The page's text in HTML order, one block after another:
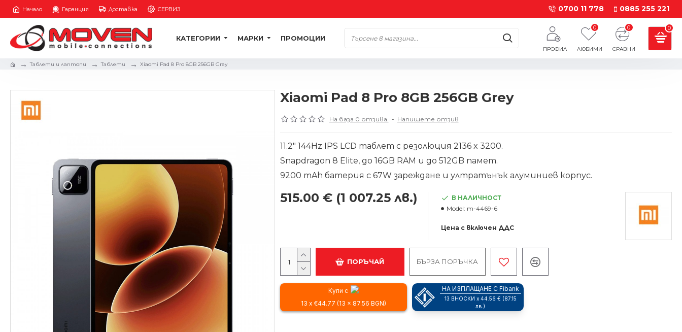
Начало Гаранция Доставка СЕРВИЗ 0700 11 778 0885 255 221
КАТЕГОРИИ МАРКИ ПРОМОЦИИ
ПРОФИЛ ЛЮБИМИ
0
СРАВНИ
0 0
Таблети и лаптопи Таблети Xiaomi Pad 8 Pro 8GB 256GB Grey
Xiaomi Pad 8 Pro 8GB 256GB Grey
На база 0 отзива. - Напишете отзив
515.00 € (1 007.25 лв.)
В НАЛИЧНОСТ
Model: m-4469-6
Цена с включен ДДС
ПОРЪЧАЙ БЪРЗА ПОРЪЧКА
Купи с
13 x €44.77 (13 x 87.56 BGN)
НА ИЗПЛАЩАНЕ С Fibank
13 ВНОСКИ x 44.56 € (87.15
лв.)
11.2" 144Hz IPS LCD таблет с резолюция 2136 x 3200.
Snapdragon 8 Elite, до 16GB RAM и до 512GB памет.
9200 mAh батерия с 67W зареждане и ултратънък алуминиев корпус.